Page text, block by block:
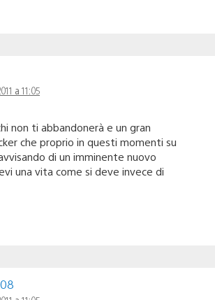
a 11:05
non ti abbandonerà e un gran
che proprio in questi momenti su
di un imminente nuovo
una vita come si deve invece di